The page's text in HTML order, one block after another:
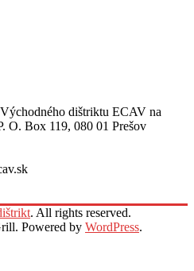
dištriktu ECAV na
O. Box 119, 080 01 Prešov
. All rights reserved.
Powered by WordPress.